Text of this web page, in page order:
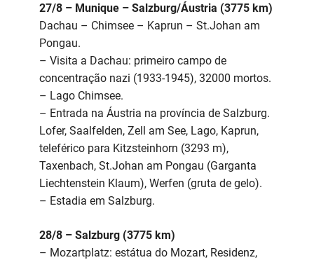
27/8 – Munique – Salzburg/Áustria (3775 km)
Dachau – Chimsee – Kaprun – St.Johan am
Pongau.
– Visita a Dachau: primeiro campo de
concentração nazi (1933-1945), 32000 mortos.
– Lago Chimsee.
– Entrada na Áustria na província de Salzburg.
Lofer, Saalfelden, Zell am See, Lago, Kaprun,
teleférico para Kitzsteinhorn (3293 m),
Taxenbach, St.Johan am Pongau (Garganta
Liechtenstein Klaum), Werfen (gruta de gelo).
– Estadia em Salzburg.
28/8 – Salzburg (3775 km)
– Mozartplatz: estátua do Mozart, Residenz,